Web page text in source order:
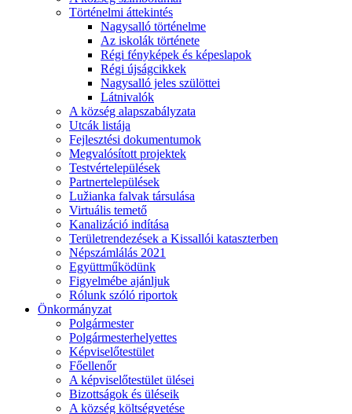
Történelmi áttekintés
Nagysalló történelme
Az iskolák története
Régi fényképek és képeslapok
Régi újságcikkek
Nagysalló jeles szülöttei
Látnivalók
A község alapszabályzata
Utcák listája
Fejlesztési dokumentumok
Megvalósított projektek
Testvértelepülések
Partnertelepülések
Lužianka falvak társulása
Virtuális temető
Kanalizáció indítása
Területrendezések a Kissallói kataszterben
Népszámlálás 2021
Együttműködünk
Figyelmébe ajánljuk
Rólunk szóló riportok
Önkormányzat
Polgármester
Polgármesterhelyettes
Képviselőtestület
Főellenőr
A képviselőtestület ülései
Bizottságok és üléseik
A község költségvetése